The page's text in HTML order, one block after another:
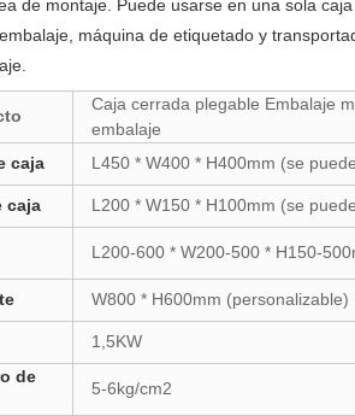
de montaje. Puede usarse en una sola
máquina de etiquetado y
Caja cerrada plegable Embalaje
embalaje
caja
L450 * W400 * H400mm (se
caja
L200 * W150 * H100mm (se
L200-600 * W200-500 * H150-
W800 * H600mm (personalizable)
1,5KW
de
5-6kg/cm2